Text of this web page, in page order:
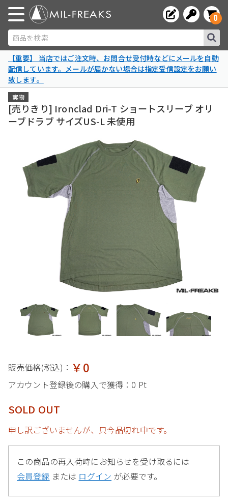
商品を検索
0
【重要】 当店ではご注文時、お問合せ受付時などにメールを自動
配信しています。メールが届かない場合は指定受信設定をお願い
致します。
実物
[売りきり] Ironclad Dri-T ショートスリーブ オリ
ーブドラブ サイズUS-L 未使用
販売価格(税込)： ￥0
アカウント登録後の購入で獲得： 0 Pt
SOLD OUT
申し訳ございませんが、只今品切れ中です。
この商品の再入荷時にお知らせを受け取るには
会員登録 または ログイン が必要です。